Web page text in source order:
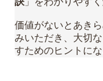
価値がないとあき
みいただき、大切
すためのヒントにな